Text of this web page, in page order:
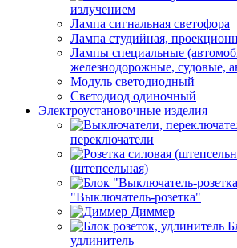
излучением
Лампа сигнальная светофора
Лампа студийная,
Лампы специальные
железнодорожные, судовые,
Модуль светодиодный
Светодиод одиночный
Электроустановочные изделия
переключатели
(штепсельная)
"Выключатель-розетка"
Диммер
удлинитель